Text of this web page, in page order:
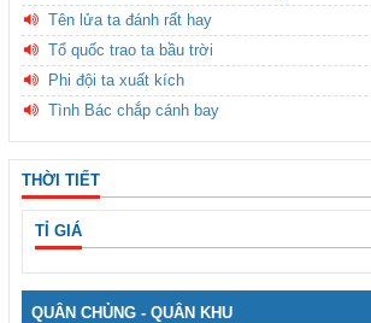
Tên lửa ta đánh rất hay
Tổ quốc trao ta bầu trời
Phi đội ta xuất kích
Tình Bác chắp cánh bay
THỜI TIẾT
TỈ GIÁ
QUÂN CHỦNG - QUÂN KHU